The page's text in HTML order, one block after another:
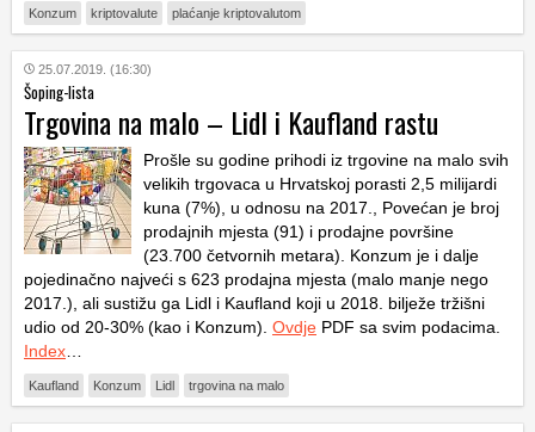
Konzum kriptovalute plaćanje kriptovalutom
25.07.2019. (16:30)
Šoping-lista
Trgovina na malo – Lidl i Kaufland rastu
Prošle su godine prihodi iz trgovine na malo svih
velikih trgovaca u Hrvatskoj porasti 2,5 milijardi
kuna (7%), u odnosu na 2017., Povećan je broj
prodajnih mjesta (91) i prodajne površine
(23.700 četvornih metara). Konzum je i dalje
pojedinačno najveći s 623 prodajna mjesta (malo manje nego
2017.), ali sustižu ga Lidl i Kaufland koji u 2018. bilježe tržišni
udio od 20-30% (kao i Konzum). Ovdje PDF sa svim podacima.
Index
Kaufland Konzum Lidl trgovina na malo